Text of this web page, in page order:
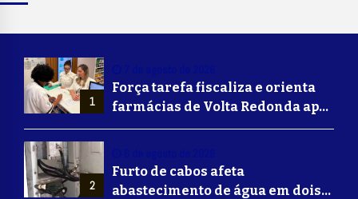
1
Força tarefa fiscaliza e orienta
farmácias de Volta Redonda após
alerta de falsificação de
2
Furto de cabos afeta
abastecimento de água em dois